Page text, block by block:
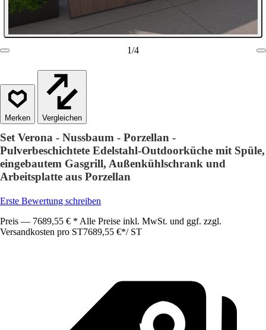
1/4
Vergleichen
Set Verona - Nussbaum - Porzellan -
Pulverbeschichtete Edelstahl-Outdoorküche mit Spüle,
eingebautem Gasgrill, Außenkühlschrank und
Arbeitsplatte aus Porzellan
Erste Bewertung schreiben
Preis — 7689,55 € * Alle Preise inkl. MwSt. und ggf. zzgl.
Versandkosten pro ST7689,55 €*/ ST